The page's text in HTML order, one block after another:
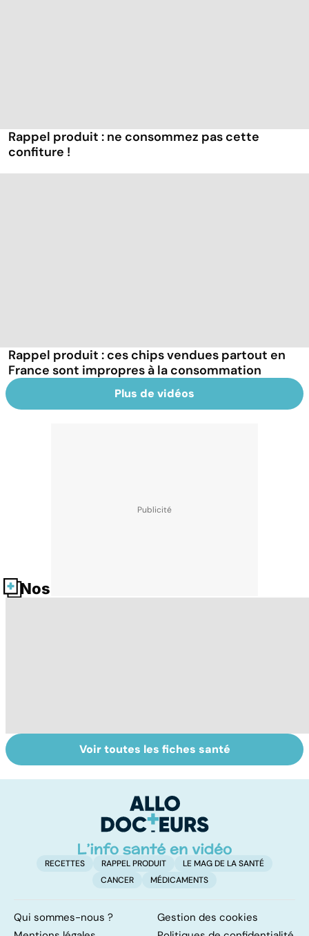
Rappel produit : ne consommez pas cette
confiture !
Rappel produit : ces chips vendues partout en
France sont impropres à la consommation
Plus de vidéos
Nos fiches santé
Intoxications
alimentaires :
La salmonelle,
souvent à
gastro-entérites
Voir toutes les fiches santé
RECETTES RAPPEL PRODUIT
LE MAG DE LA SANTÉ
CANCER
MÉDICAMENTS
Qui sommes-nous ?
Gestion des cookies